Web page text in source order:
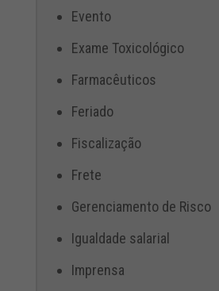
Evento
Exame Toxicológico
Farmacêuticos
Feriado
Fiscalização
Frete
Gerenciamento de Risco
Igualdade salarial
Imprensa